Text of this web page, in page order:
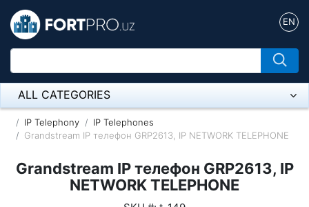
EN
ALL CATEGORIES
Микрофон
Оборудование Mikrotik
IP Telephony
IP Telephones
Grandstream IP телефон GRP2613, IP NETWORK TELEPHONE
Grandstream IP телефон GRP2613, IP
NETWORK TELEPHONE